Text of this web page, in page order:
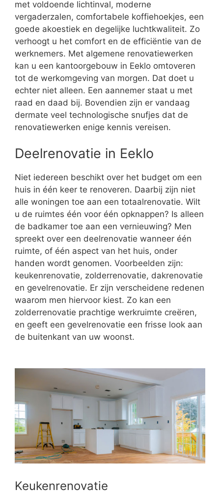
met voldoende lichtinval, moderne
vergaderzalen, comfortabele koffiehoekjes, een
goede akoestiek en degelijke luchtkwaliteit. Zo
verhoogt u het comfort en de efficiëntie van de
werknemers. Met algemene renovatiewerken
kan u een kantoorgebouw in Eeklo omtoveren
tot de werkomgeving van morgen. Dat doet u
echter niet alleen. Een aannemer staat u met
raad en daad bij. Bovendien zijn er vandaag
dermate veel technologische snufjes dat de
renovatiewerken enige kennis vereisen.
Deelrenovatie in Eeklo
Niet iedereen beschikt over het budget om een
huis in één keer te renoveren. Daarbij zijn niet
alle woningen toe aan een totaalrenovatie. Wilt
u de ruimtes één voor één opknappen? Is alleen
de badkamer toe aan een vernieuwing? Men
spreekt over een deelrenovatie wanneer één
ruimte, of één aspect van het huis, onder
handen wordt genomen. Voorbeelden zijn:
keukenrenovatie, zolderrenovatie, dakrenovatie
en gevelrenovatie. Er zijn verscheidene redenen
waarom men hiervoor kiest. Zo kan een
zolderrenovatie prachtige werkruimte creëren,
en geeft een gevelrenovatie een frisse look aan
de buitenkant van uw woonst.
Keukenrenovatie